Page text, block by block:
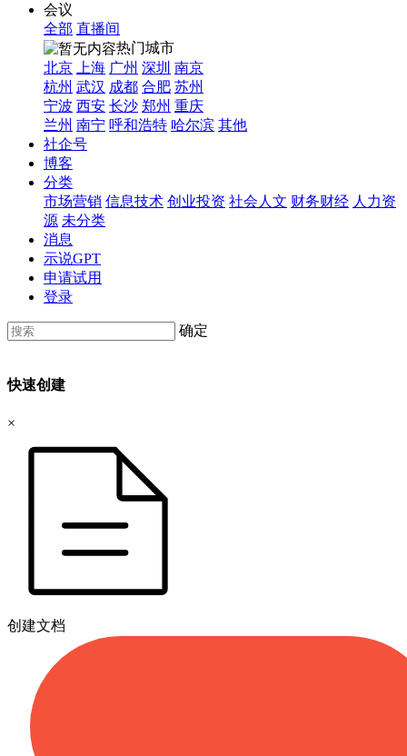
会议
全部 直播间
热门城市
北京
上海 广州 深圳 南京
杭州 武汉 成都 合肥 苏州
宁波 西安 长沙 郑州 重庆
兰州 南宁 呼和浩特 哈尔滨 其他
社企号
博客
分类
市场营销 信息技术 创业投资 社会人文 财务财经 人力资
源 未分类
消息
示说GPT
申请试用
登录
确定
快速创建
×
创建文档